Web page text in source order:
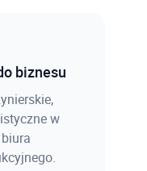
biznesu
w